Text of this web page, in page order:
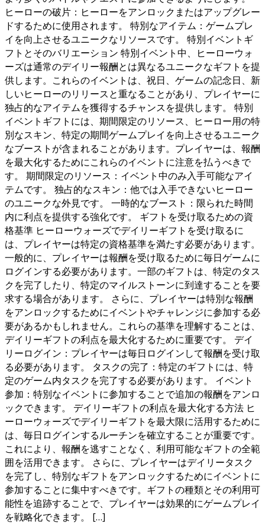
ヒーローの破片：ヒーローをアンロックまたはアップグレー
ドするために使用されます。 特別なアイテム：ゲームプレ
イを向上させるユニークなリソースです。 特別イベントギ
フトとそのバリエーション 特別イベント中、ヒーローウォ
ーズは通常のデイリー報酬とは異なるユニークなギフトを提
供します。これらのイベントは、祝日、ゲームの記念日、新
しいヒーローのリリースと重なることがあり、プレイヤーに
独占的なアイテムを獲得するチャンスを提供します。 特別
イベントギフトには、期間限定のリソース、ヒーロー用の特
別なスキン、特定の期間ゲームプレイを向上させるユニーク
なブーストが含まれることがあります。プレイヤーは、報酬
を最大化するためにこれらのイベントに注意を払うべきで
す。 期間限定のリソース：イベント中のみ入手可能なアイ
テムです。 独占的なスキン：他では入手できないヒーロー
のユニークな外見です。 一時的なブースト：限られた時間
内に利点を提供する強化です。 ギフトを受け取るための資
格基準 ヒーローウォーズでデイリーギフトを受け取るに
は、プレイヤーは特定の資格基準を満たす必要があります。
一般的に、プレイヤーは報酬を受け取るために毎日ゲームに
ログインする必要があります。一部のギフトは、特定のタス
クを完了したり、特定のマイルストーンに到達することを要
求する場合があります。 さらに、プレイヤーは特別な報酬
をアンロックするためにイベントやチャレンジに参加する必
要があるかもしれません。これらの基準を理解することは、
デイリーギフトの利点を最大化するために重要です。 デイ
リーログイン：プレイヤーは毎日ログインして報酬を受け取
る必要があります。 タスクの完了：特定のギフトには、特
定のゲーム内タスクを完了する必要があります。 イベント
参加：特別なイベントに参加することで追加の報酬をアンロ
ックできます。 デイリーギフトの利点を最大化する方法 ヒ
ーローウォーズでデイリーギフトを最大限に活用するために
は、毎日ログインするルーチンを確立することが重要です。
これにより、報酬を逃すことなく、利用可能なギフトの全範
囲を活用できます。 さらに、プレイヤーはデイリータスク
を完了し、特別なギフトをアンロックするためにイベントに
参加することに集中すべきです。ギフトの種類とその利用可
能性を追跡することで、プレイヤーは効果的にゲームプレイ
を戦略化できます。 […]